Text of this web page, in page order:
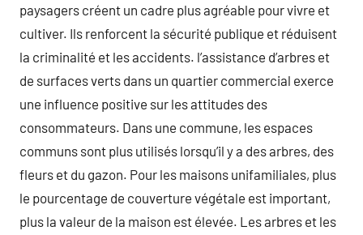
paysagers créent un cadre plus agréable pour vivre et
cultiver. Ils renforcent la sécurité publique et réduisent
la criminalité et les accidents. l’assistance d’arbres et
de surfaces verts dans un quartier commercial exerce
une influence positive sur les attitudes des
consommateurs. Dans une commune, les espaces
communs sont plus utilisés lorsqu’il y a des arbres, des
fleurs et du gazon. Pour les maisons unifamiliales, plus
le pourcentage de couverture végétale est important,
plus la valeur de la maison est élevée. Les arbres et les